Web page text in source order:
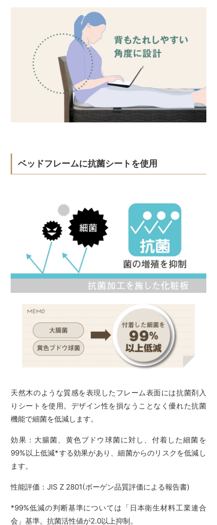
ベッドフレームに抗菌シートを使用
天然木のような質感を表現したフレーム表面には抗菌剤入
りシートを使用。デザイン性を損なうことなく優れた抗菌
機能で細菌を低減します。
効果：大腸菌、黄色ブドウ球菌に対し、付着した細菌を
99%以上低減*する効果があり、細菌からのリスクを低減し
ます。
性能評価：JIS Z 2801(ボーゲン品質評価による報告書)
*99%低減の判断基準については「日本衛生材料工業連合
会」基準。抗菌活性値が2.0以上抑制。